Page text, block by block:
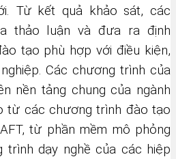
Từ kết quả khảo sát, các
thảo luận và đưa ra định
tạo phù hợp với điều kiện,
Các chương trình của
nền tảng chung của ngành
từ các chương trình đào tạo
từ phần mềm mô phỏng
trình dạy nghề của các hiệp